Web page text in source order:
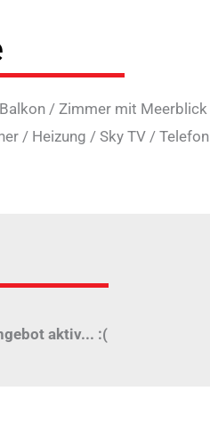
/ Zimmer mit Meerblick
/ Heizung / Sky TV / Telefon
aktiv... :(